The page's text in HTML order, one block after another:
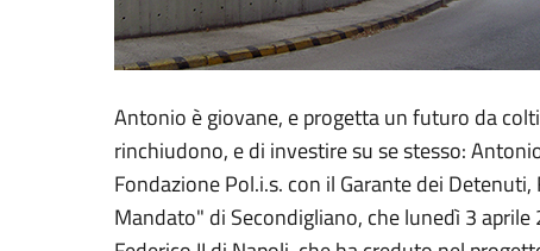
Antonio è giovane, e progetta un futuro da
rinchiudono, e di investire su se stesso:
Fondazione Pol.i.s. con il Garante dei
Mandato" di Secondigliano, che lunedì 3